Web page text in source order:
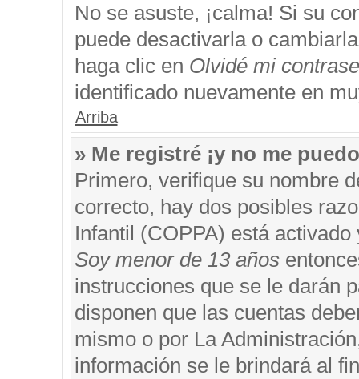
No se asuste, ¡calma! Si su
puede desactivarla o
haga clic en Olvidé mi
identificado nuevamente en
Arriba
» Me registré ¡y no me
Primero, verifique su nombre
correcto, hay dos posibles
Infantil (COPPA) está
Soy menor de 13 años
instrucciones que se le darán
disponen que las cuentas
mismo o por La
información se le brindará al